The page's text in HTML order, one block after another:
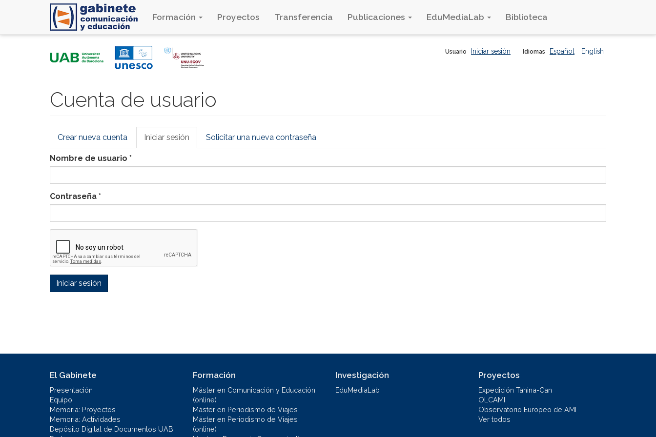
Formación Proyectos Transferencia Publicaciones EduMediaLab Biblioteca
Idiomas Español English
Usuario Iniciar sesión
Cuenta de usuario
Solapas
principales
Crear nueva cuenta Iniciar sesión (solapa
activa)
Solicitar una nueva contraseña
Nombre de usuario *
Contraseña *
Iniciar sesión
El Gabinete
Presentación
Equipo
Memoria: Proyectos
Memoria: Actividades
Depósito Digital de Documentos UAB
Formación
Máster en Comunicación y Educación
(online)
Máster en Periodismo de Viajes
Máster en Periodismo de Viajes
(online)
Investigación
EduMediaLab
Proyectos
Expedición Tahina-Can
OLCAMI
Observatorio Europeo de AMI
Ver todos